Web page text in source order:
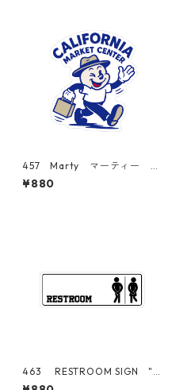
457 Marty マーティー
"California Market Cente
r" アメリカンステッカー ス
¥880
463 RESTROOM SIGN "C
alifornia Market Center"